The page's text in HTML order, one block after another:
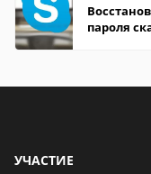
пароля
УЧАСТИЕ